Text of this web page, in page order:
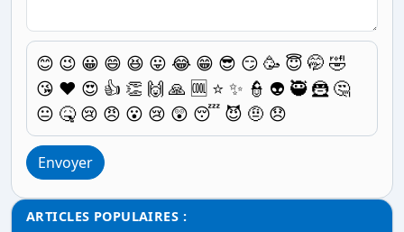
😊 😉 😀 😄 😆 😛 😂 😁 😎 😏 🥳 😇 🤭 🤣
😘 ❤️ 😍 👍 👏 🙌 🙏 🆒 ⭐ ✨ 👮 👽 🥷 🦹 🤔
😐 🤒 😢 😠 😮 😢 😲 😴 😈 🤨 😞
Envoyer
ARTICLES POPULAIRES :